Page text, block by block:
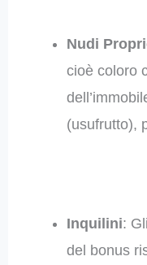
Nudi
cioè coloro
(usufrutto),
Inquilini:
del bonus